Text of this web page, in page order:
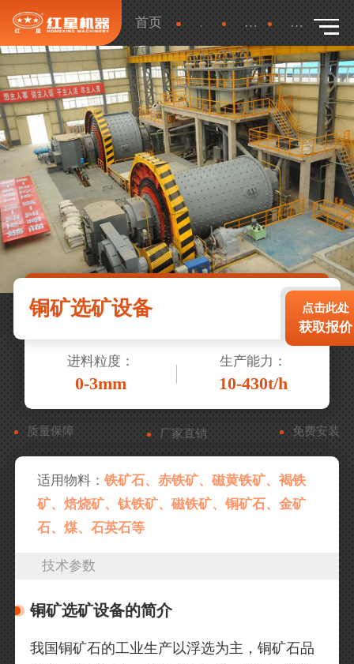
首页 产品 更多 详细
铜矿选矿设备 点击此处
获取报价
进料粒度：
0-3mm
生产能力：
10-430t/h
质量保障 厂家直销 免费安装
适用物料：铁矿石、赤铁矿、磁黄铁矿、褐铁
矿、焙烧矿、钛铁矿、磁铁矿、铜矿石、金矿
石、煤、石英石等
技术参数
铜矿选矿设备的简介
我国铜矿石的工业生产以浮选为主，铜矿石品